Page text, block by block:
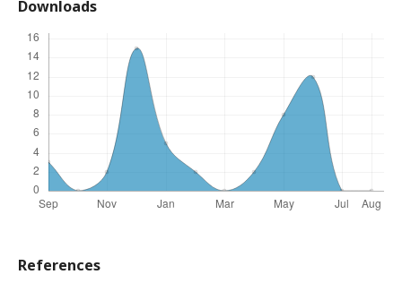
Downloads
References